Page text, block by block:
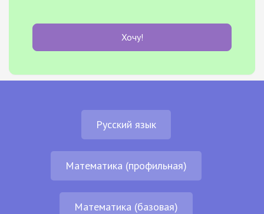
Хочу!
Русский язык
Математика (профильная)
Математика (базовая)